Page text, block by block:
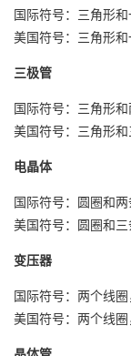
国际符号：三角形
美国符号：三角形和
三极管
国际符号：三角形
美国符号：三角形
电晶体
国际符号：圆圈和
美国符号：圆圈和
变压器
国际符号：两个线
美国符号：两个线